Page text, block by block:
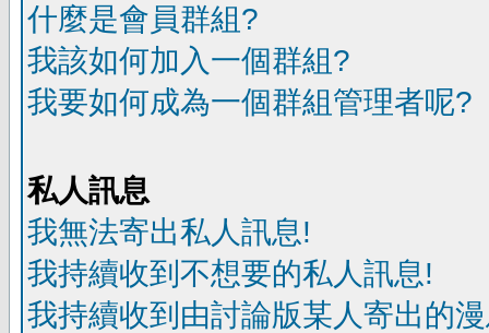
什麼是會員群組?
我該如何加入一個群組?
我要如何成為一個群組管理者呢?
私人訊息
我無法寄出私人訊息!
我持續收到不想要的私人訊息!
我持續收到由討論版某人寄出的